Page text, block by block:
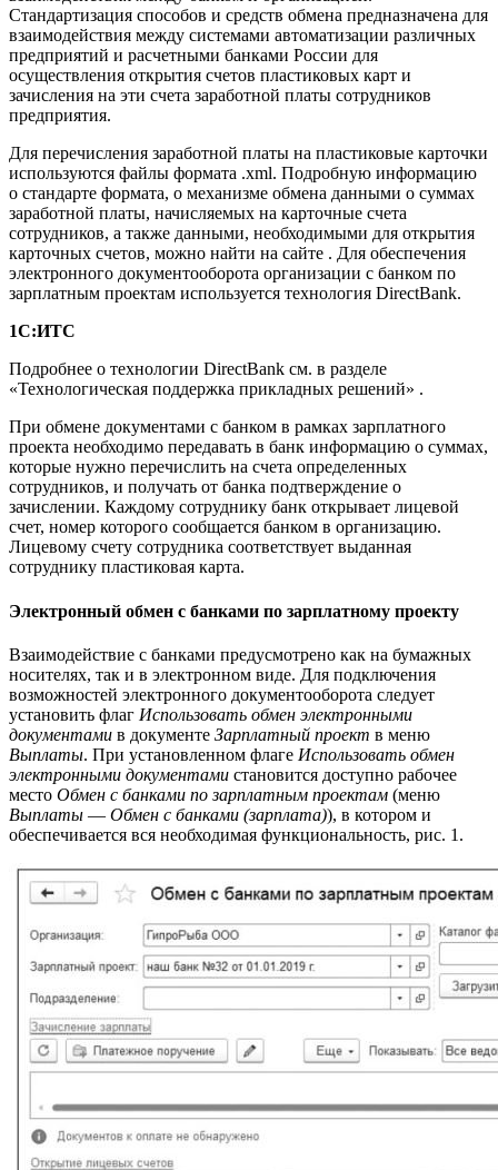
Стандартизация способов и средств обмена предназначена для
взаимодействия между системами автоматизации различных
предприятий и расчетными банками России для
осуществления открытия счетов пластиковых карт и
зачисления на эти счета заработной платы сотрудников
предприятия.
Для перечисления заработной платы на пластиковые карточки
используются файлы формата .xml. Подробную информацию
о стандарте формата, о механизме обмена данными о суммах
заработной платы, начисляемых на карточные счета
сотрудников, а также данными, необходимыми для открытия
карточных счетов, можно найти на сайте . Для обеспечения
электронного документооборота организации с банком по
зарплатным проектам используется технология DirectBank.
1С:ИТС
Подробнее о технологии DirectBank см. в разделе
«Технологическая поддержка прикладных решений» .
При обмене документами с банком в рамках зарплатного
проекта необходимо передавать в банк информацию о суммах,
которые нужно перечислить на счета определенных
сотрудников, и получать от банка подтверждение о
зачислении. Каждому сотруднику банк открывает лицевой
счет, номер которого сообщается банком в организацию.
Лицевому счету сотрудника соответствует выданная
сотруднику пластиковая карта.
Электронный обмен с банками по зарплатному проекту
Взаимодействие с банками предусмотрено как на бумажных
носителях, так и в электронном виде. Для подключения
возможностей электронного документооборота следует
установить флаг Использовать обмен электронными
документами в документе Зарплатный проект в меню
Выплаты. При установленном флаге Использовать обмен
электронными документами становится доступно рабочее
место Обмен с банками по зарплатным проектам (меню
Выплаты — Обмен с банками (зарплата)), в котором и
обеспечивается вся необходимая функциональность, рис. 1.